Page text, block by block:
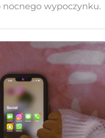
wypoczynku.